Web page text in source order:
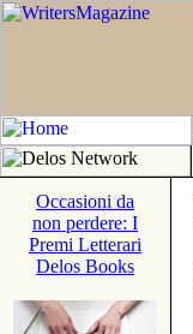
Occasioni da
non perdere: I
Premi Letterari
Delos Books